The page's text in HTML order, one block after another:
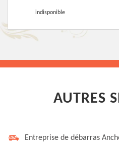
indisponible
AUTRES
Entreprise de débarras